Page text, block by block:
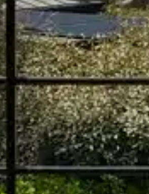
Château Programme
Bureau et
commerce
Propriété